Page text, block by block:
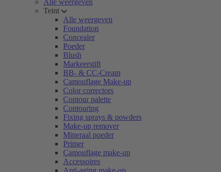
Alle weergeven
Teint
Alle weergeven
Foundation
Concealer
Poeder
Blush
Markeerstift
BB- & CC-Cream
Camouflage Make-up
Color correctors
Contour palette
Contouring
Fixing sprays & powders
Make-up remover
Mineraal poeder
Primer
Camouflage make-up
Accessoires
Anti-aging make-up